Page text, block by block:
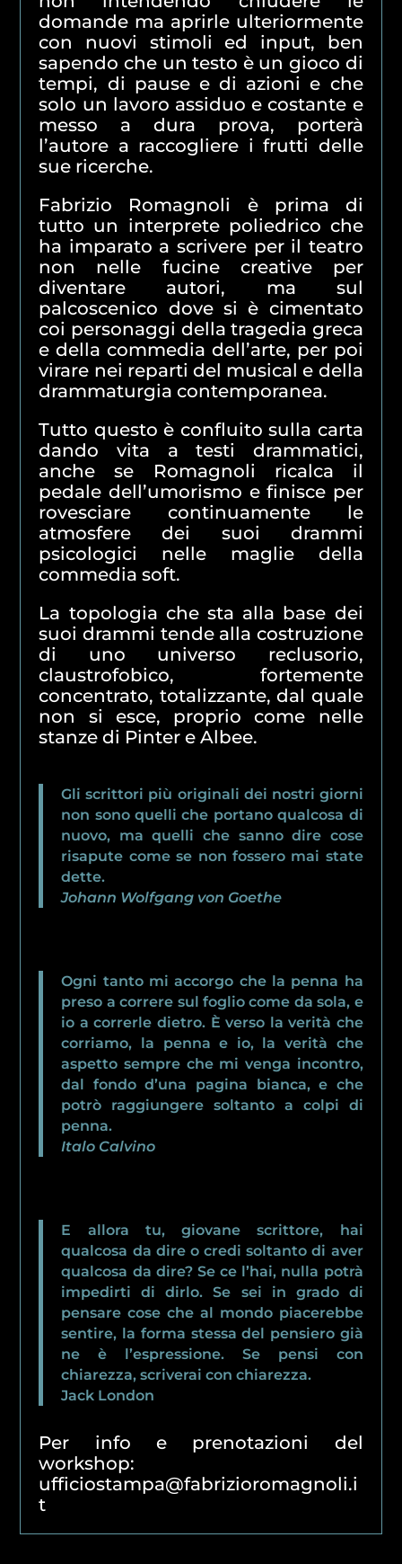
domande ma aprirle ulteriormente
con nuovi stimoli ed input, ben
sapendo che un testo è un gioco di
tempi, di pause e di azioni e che
solo un lavoro assiduo e costante e
messo a dura prova, porterà
l’autore a raccogliere i frutti delle
sue ricerche.
Fabrizio Romagnoli è prima di
tutto un interprete poliedrico che
ha imparato a scrivere per il teatro
non nelle fucine creative per
diventare autori, ma sul
palcoscenico dove si è cimentato
coi personaggi della tragedia greca
e della commedia dell’arte, per poi
virare nei reparti del musical e della
drammaturgia contemporanea.
Tutto questo è confluito sulla carta
dando vita a testi drammatici,
anche se Romagnoli ricalca il
pedale dell’umorismo e finisce per
rovesciare continuamente le
atmosfere dei suoi drammi
psicologici nelle maglie della
commedia soft.
La topologia che sta alla base dei
suoi drammi tende alla costruzione
di uno universo reclusorio,
claustrofobico, fortemente
concentrato, totalizzante, dal quale
non si esce, proprio come nelle
stanze di Pinter e Albee.
Gli scrittori più originali dei nostri giorni
non sono quelli che portano qualcosa di
nuovo, ma quelli che sanno dire cose
risapute come se non fossero mai state
dette.
Johann Wolfgang von Goethe
Ogni tanto mi accorgo che la penna ha
preso a correre sul foglio come da sola, e
io a correrle dietro. È verso la verità che
corriamo, la penna e io, la verità che
aspetto sempre che mi venga incontro,
dal fondo d’una pagina bianca, e che
potrò raggiungere soltanto a colpi di
penna.
Italo Calvino
E allora tu, giovane scrittore, hai
qualcosa da dire o credi soltanto di aver
qualcosa da dire? Se ce l’hai, nulla potrà
impedirti di dirlo. Se sei in grado di
pensare cose che al mondo piacerebbe
sentire, la forma stessa del pensiero già
ne è l’espressione. Se pensi con
chiarezza, scriverai con chiarezza.
Jack London
Per info e prenotazioni del
workshop:
ufficiostampa@fabrizioromagnoli.i
t